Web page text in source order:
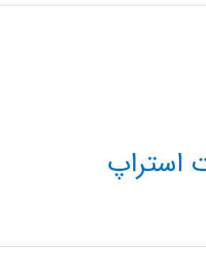
استراپ